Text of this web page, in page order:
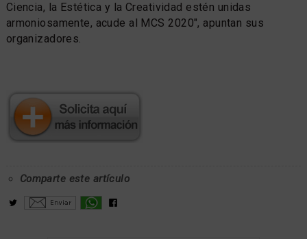
Ciencia, la Estética y la Creatividad estén unidas
armoniosamente, acude al MCS 2020", apuntan sus
organizadores.
Comparte este artículo